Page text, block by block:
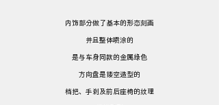
内饰部分做了基本的形态刻画
并且整体喷涂的
是与车身同款的金属绿色
方向盘是镂空造型的
档把、手刹及前后座椅的纹理